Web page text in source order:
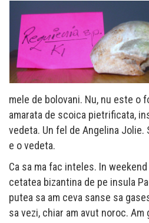
mele de bolovani. Nu, nu este o
amarata de scoica pietrificata,
vedeta. Un fel de Angelina Jolie.
e o vedeta.
Ca sa ma fac inteles. In
cetatea bizantina de pe insula
putea sa am ceva sanse sa
sa vezi, chiar am avut noroc.